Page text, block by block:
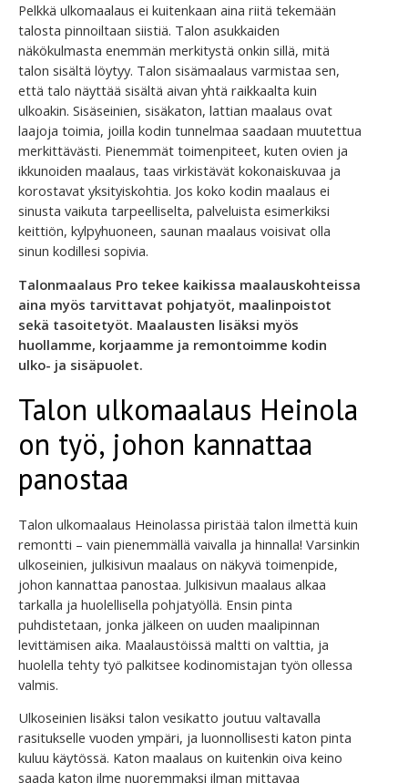
Pelkkä ulkomaalaus ei kuitenkaan aina riitä tekemään
talosta pinnoiltaan siistiä. Talon asukkaiden
näkökulmasta enemmän merkitystä onkin sillä, mitä
talon sisältä löytyy. Talon sisämaalaus varmistaa sen,
että talo näyttää sisältä aivan yhtä raikkaalta kuin
ulkoakin. Sisäseinien, sisäkaton, lattian maalaus ovat
laajoja toimia, joilla kodin tunnelmaa saadaan muutettua
merkittävästi. Pienemmät toimenpiteet, kuten ovien ja
ikkunoiden maalaus, taas virkistävät kokonaiskuvaa ja
korostavat yksityiskohtia. Jos koko kodin maalaus ei
sinusta vaikuta tarpeelliselta, palveluista esimerkiksi
keittiön, kylpyhuoneen, saunan maalaus voisivat olla
sinun kodillesi sopivia.
Talonmaalaus Pro tekee kaikissa maalauskohteissa
aina myös tarvittavat pohjatyöt, maalinpoistot
sekä tasoitetyöt. Maalausten lisäksi myös
huollamme, korjaamme ja remontoimme kodin
ulko- ja sisäpuolet.
Talon ulkomaalaus Heinola
on työ, johon kannattaa
panostaa
Talon ulkomaalaus Heinolassa piristää talon ilmettä kuin
remontti – vain pienemmällä vaivalla ja hinnalla! Varsinkin
ulkoseinien, julkisivun maalaus on näkyvä toimenpide,
johon kannattaa panostaa. Julkisivun maalaus alkaa
tarkalla ja huolellisella pohjatyöllä. Ensin pinta
puhdistetaan, jonka jälkeen on uuden maalipinnan
levittämisen aika. Maalaustöissä maltti on valttia, ja
huolella tehty työ palkitsee kodinomistajan työn ollessa
valmis.
Ulkoseinien lisäksi talon vesikatto joutuu valtavalla
rasitukselle vuoden ympäri, ja luonnollisesti katon pinta
kuluu käytössä. Katon maalaus on kuitenkin oiva keino
saada katon ilme nuoremmaksi ilman mittavaa